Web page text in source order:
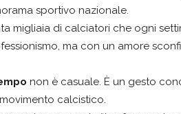
sportivo nazionale.
migliaia di calciatori che ogni
ma con un amore
non è casuale. È un gesto
calcistico.